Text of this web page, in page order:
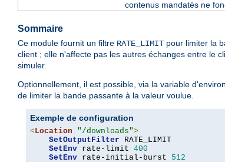
contenus mandatés ne
Sommaire
Ce module fournit un filtre RATE_LIMIT pour limiter la
client ; elle n'affecte pas les autres échanges entre le
simuler.
Optionnellement, il est possible, via la variable
de limiter la bande passante à la valeur voulue.
Exemple de configuration
<Location "/downloads">
SetOutputFilter RATE_LIMIT
SetEnv rate-limit 400
SetEnv rate-initial-burst 512